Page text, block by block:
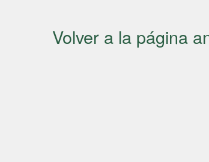
Volver a la página